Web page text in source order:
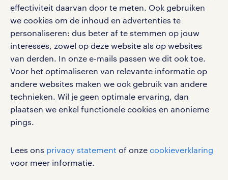
effectiviteit daarvan door te meten. Ook gebruiken
we cookies om de inhoud en advertenties te
personaliseren: dus beter af te stemmen op jouw
interesses, zowel op deze website als op websites
van derden. In onze e-mails passen we dit ook toe.
Voor het optimaliseren van relevante informatie op
andere websites maken we ook gebruik van andere
technieken. Wil je geen optimale ervaring, dan
plaatsen we enkel functionele cookies en anonieme
pings.
Lees ons privacy statement of onze cookieverklaring
voor meer informatie.
werken bij randstad
gebruikersvoorwaarden
privacystatement
cookies
disclaimer
sitemap
RANDSTAD, HUMAN FORWARD en SHAPING THE
WORLD OF WORK zijn geregistreerde